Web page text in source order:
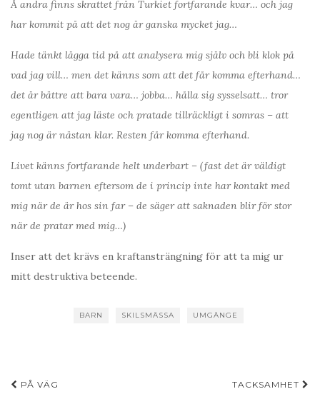
Å andra finns skrattet från Turkiet fortfarande kvar… och jag
har kommit på att det nog är ganska mycket jag…
Hade tänkt lägga tid på att analysera mig själv och bli klok på
vad jag vill… men det känns som att det får komma efterhand…
det är bättre att bara vara… jobba… hålla sig sysselsatt… tror
egentligen att jag läste och pratade tillräckligt i somras – att
jag nog är nästan klar. Resten får komma efterhand.
Livet känns fortfarande helt underbart – (fast det är väldigt
tomt utan barnen eftersom de i princip inte har kontakt med
mig när de är hos sin far – de säger att saknaden blir för stor
när de pratar med mig…)
Inser att det krävs en kraftansträngning för att ta mig ur
mitt destruktiva beteende.
BARN SKILSMÄSSA UMGÄNGE
Inläggsnavigering
PÅ VÄG TACKSAMHET